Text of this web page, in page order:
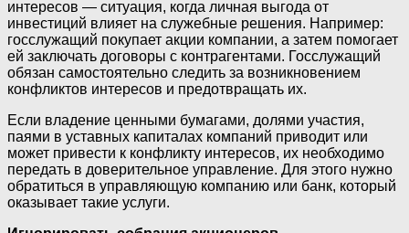
интересов — ситуация, когда личная выгода от
инвестиций влияет на служебные решения. Например:
госслужащий покупает акции компании, а затем помогает
ей заключать договоры с контрагентами. Госслужащий
обязан самостоятельно следить за возникновением
конфликтов интересов и предотвращать их.
Если владение ценными бумагами, долями участия,
паями в уставных капиталах компаний приводит или
может привести к конфликту интересов, их необходимо
передать в доверительное управление. Для этого нужно
обратиться в управляющую компанию или банк, который
оказывает такие услуги.